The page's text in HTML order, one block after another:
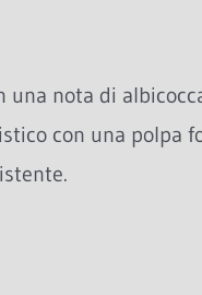
nota di
con una polpa